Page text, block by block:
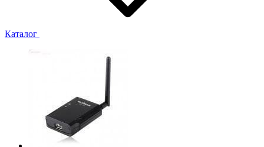
Каталог